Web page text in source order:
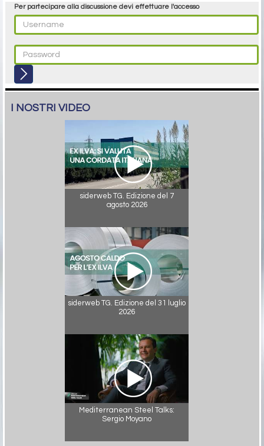
Per partecipare alla discussione devi effettuare l'accesso
I NOSTRI VIDEO
siderweb TG. Edizione del 7
agosto 2026
siderweb TG. Edizione del 31 luglio
2026
Mediterranean Steel Talks:
Sergio Moyano